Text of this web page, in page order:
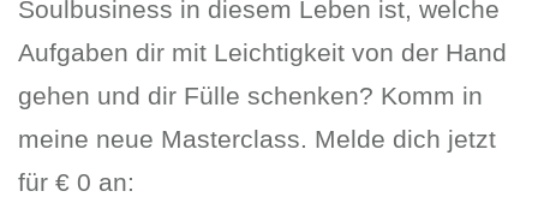
Soulbusiness in diesem Leben ist, welche
Aufgaben dir mit Leichtigkeit von der Hand
gehen und dir Fülle schenken? Komm in
meine neue Masterclass. Melde dich jetzt
für € 0 an: